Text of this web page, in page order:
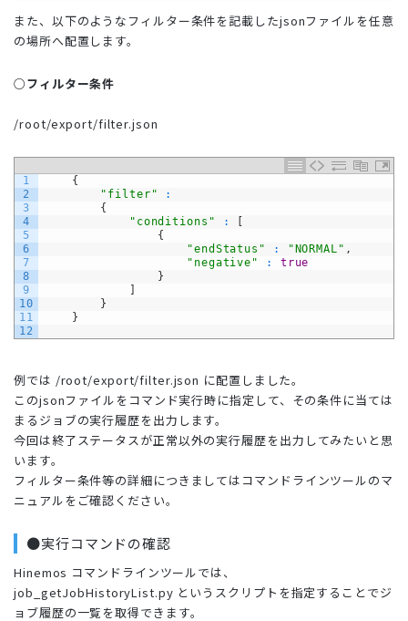
また、以下のようなフィルター条件を記載したjsonファイルを任意
の場所へ配置します。
○フィルター条件
/root/export/filter.json
1
2
3
4
5
6
7
8
9
10
11
12
{
"filter"
:
{
"conditions"
:
{
"endStatus"
: "NORMAL" ,
"negative"
:
true
}
}
}
例では /root/export/filter.json に配置しました。
このjsonファイルをコマンド実行時に指定して、その条件に当ては
まるジョブの実行履歴を出力します。
今回は終了ステータスが正常以外の実行履歴を出力してみたいと思
います。
フィルター条件等の詳細につきましてはコマンドラインツールのマ
ニュアルをご確認ください。
●実行コマンドの確認
Hinemos コマンドラインツールでは、
job_getJobHistoryList.py というスクリプトを指定することでジ
ョブ履歴の一覧を取得できます。